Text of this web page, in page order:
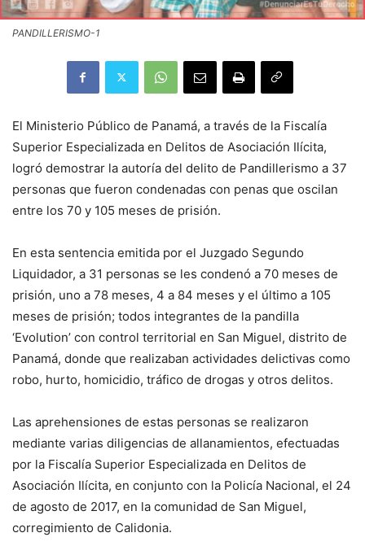
PANDILLERISMO-1
El Ministerio Público de Panamá, a través de la Fiscalía
Superior Especializada en Delitos de Asociación Ilícita,
logró demostrar la autoría del delito de Pandillerismo a 37
personas que fueron condenadas con penas que oscilan
entre los 70 y 105 meses de prisión.
En esta sentencia emitida por el Juzgado Segundo
Liquidador, a 31 personas se les condenó a 70 meses de
prisión, uno a 78 meses, 4 a 84 meses y el último a 105
meses de prisión; todos integrantes de la pandilla
‘Evolution’ con control territorial en San Miguel, distrito de
Panamá, donde que realizaban actividades delictivas como
robo, hurto, homicidio, tráfico de drogas y otros delitos.
Las aprehensiones de estas personas se realizaron
mediante varias diligencias de allanamientos, efectuadas
por la Fiscalía Superior Especializada en Delitos de
Asociación Ilícita, en conjunto con la Policía Nacional, el 24
de agosto de 2017, en la comunidad de San Miguel,
corregimiento de Calidonia.